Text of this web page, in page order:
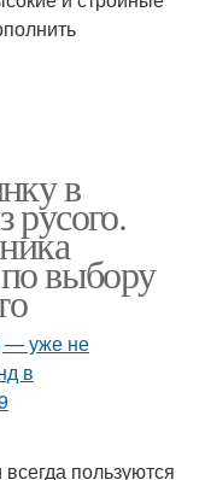
в
русого.
выбору
пользуются